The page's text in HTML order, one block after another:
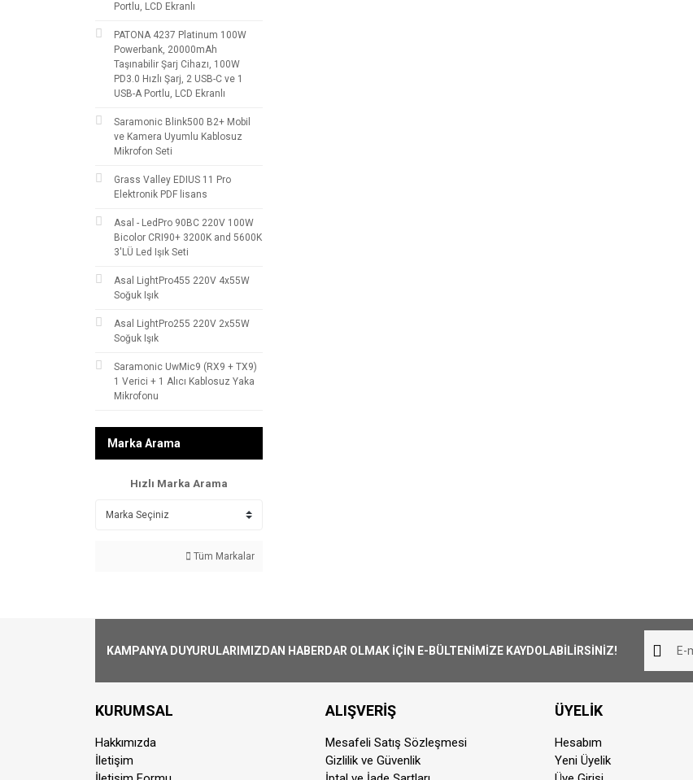
Portlu, LCD Ekranlı
PATONA 4237 Platinum 100W
Powerbank, 20000mAh
Taşınabilir Şarj Cihazı, 100W
PD3.0 Hızlı Şarj, 2 USB-C ve 1
USB-A Portlu, LCD Ekranlı
Saramonic Blink500 B2+ Mobil
ve Kamera Uyumlu Kablosuz
Mikrofon Seti
Grass Valley EDIUS 11 Pro
Elektronik PDF lisans
Asal - LedPro 90BC 220V 100W
Bicolor CRI90+ 3200K and 5600K
3'LÜ Led Işık Seti
Asal LightPro455 220V 4x55W
Soğuk Işık
Asal LightPro255 220V 2x55W
Soğuk Işık
Saramonic UwMic9 (RX9 + TX9)
1 Verici + 1 Alıcı Kablosuz Yaka
Mikrofonu
Marka Arama
Hızlı Marka Arama
Tüm Markalar
KAMPANYA DUYURULARIMIZDAN HABERDAR OLMAK İÇİN E-BÜLTENİMİZE KAYDOLABİLİRSİNİZ!
KURUMSAL
Hakkımızda
İletişim
ALIŞVERİŞ
Mesafeli Satış Sözleşmesi
Gizlilik ve Güvenlik
ÜYELİK
Hesabım
Yeni Üyelik